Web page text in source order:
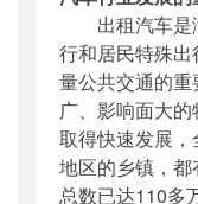
出租汽车是
行和居民特殊
量公共交通的
广、影响面大
取得快速发展
地区的乡镇，
总数已达110多